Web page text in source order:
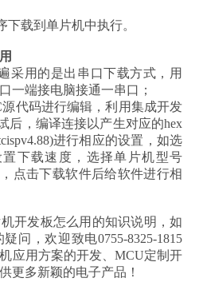
载到单片机中执行。
用的是出串口下载方式，用
一端接电脑接通一串口；
代码进行编辑，利用集成开发
后，编译连接以产生对应的hex
进行相应的设置，如选
下载速度，选择单片机型号
点击下载软件后给软件进行相
发板怎么用的知识说明，如
问，欢迎致电0755-8325-1815
应用方案的开发、MCU定制开
更多新颖的电子产品！